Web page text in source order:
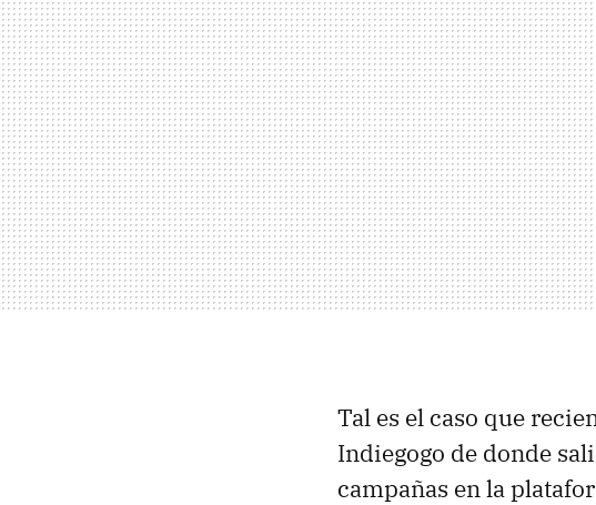
Tal es el caso que
Indiegogo de donde
campañas en la